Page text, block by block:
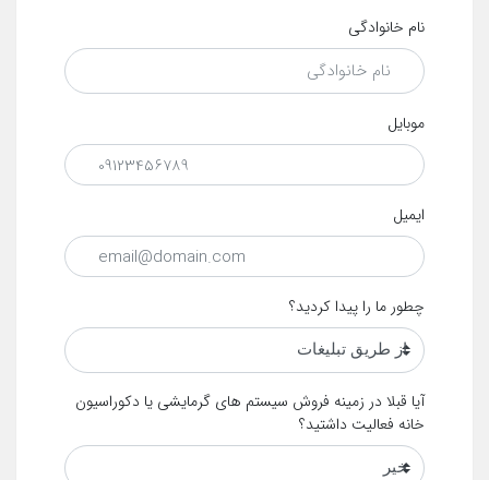
نام خانوادگی
موبایل
ایمیل
چطور ما را پیدا کردید؟
آیا قبلا در زمینه فروش سیستم های گرمایشی یا دکوراسیون
خانه فعالیت داشتید؟